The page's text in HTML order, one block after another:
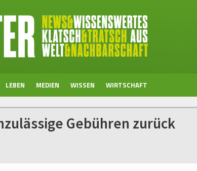
LEBEN MEDIEN WISSEN WIRTSCHAFT
Gebühren zurück